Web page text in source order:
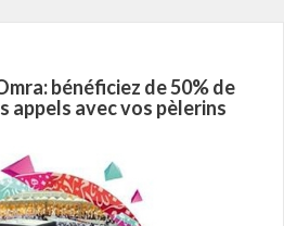
bénéficiez de 50% de
appels avec vos pèlerins